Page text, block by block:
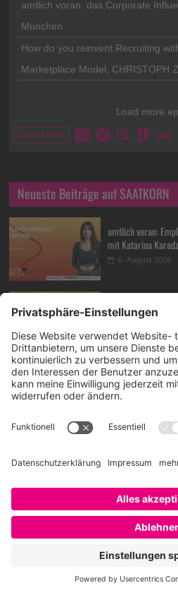
Neueste Beiträge auf SAATKORN
amtlich voran:
mit Katarina
6. August 2026
amtlich voran: das
der Stadt München
30. Juli 2026
amtlich voran:
DORIT BOSCH
business results,
Das war das EMBRACE Festival –